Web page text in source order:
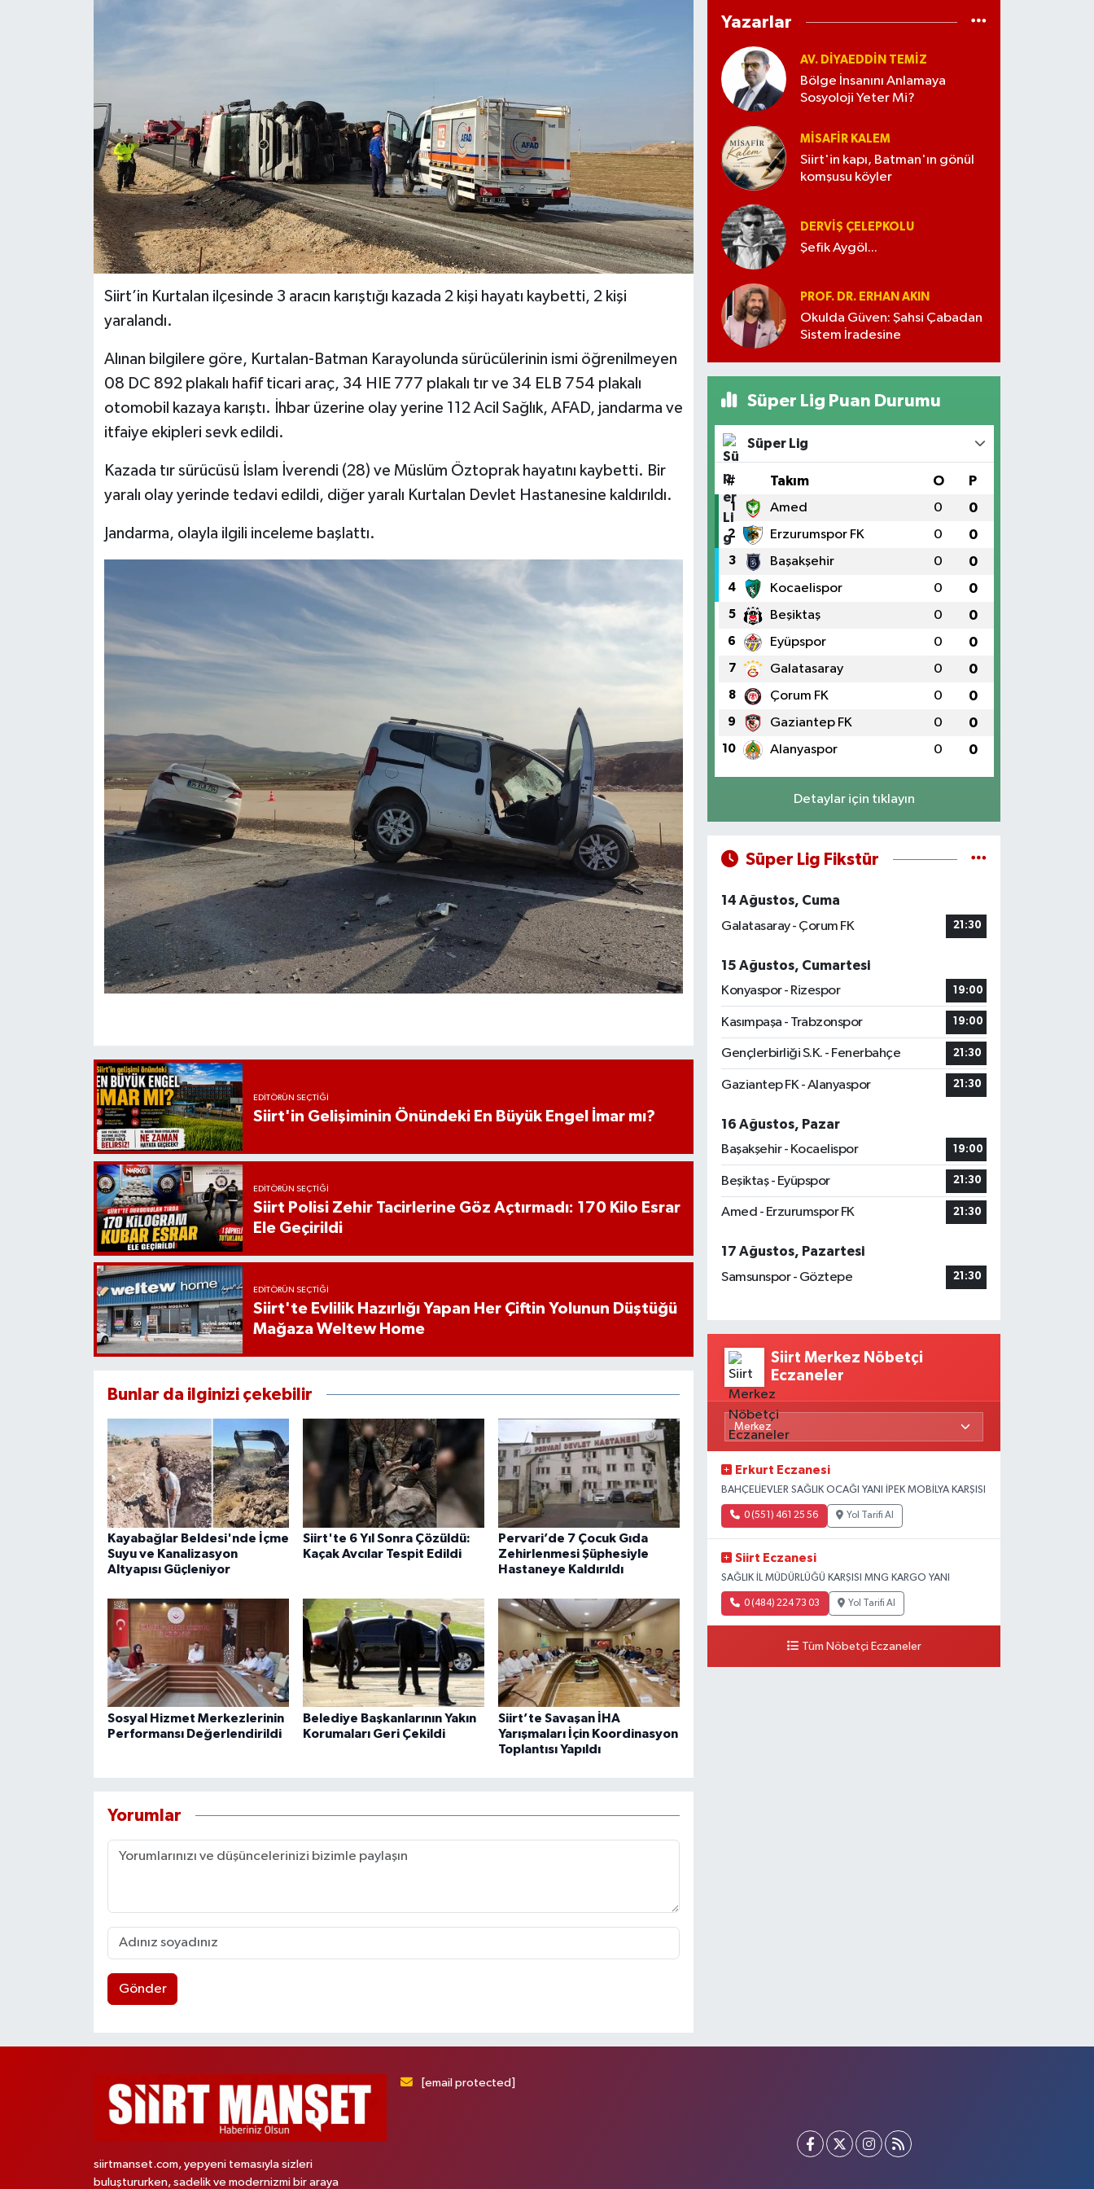
Siirt’in Kurtalan ilçesinde 3 aracın karıştığı kazada 2 kişi hayatı kaybetti, 2 kişi
yaralandı.
Alınan bilgilere göre, Kurtalan-Batman Karayolunda sürücülerinin ismi öğrenilmeyen
08 DC 892 plakalı hafif ticari araç, 34 HIE 777 plakalı tır ve 34 ELB 754 plakalı
otomobil kazaya karıştı. İhbar üzerine olay yerine 112 Acil Sağlık, AFAD, jandarma ve
itfaiye ekipleri sevk edildi.
Kazada tır sürücüsü İslam İverendi (28) ve Müslüm Öztoprak hayatını kaybetti. Bir
yaralı olay yerinde tedavi edildi, diğer yaralı Kurtalan Devlet Hastanesine kaldırıldı.
Jandarma, olayla ilgili inceleme başlattı.
EDITÖRÜN SEÇTIĞI
Siirt'in Gelişiminin Önündeki En Büyük Engel İmar mı?
EDITÖRÜN SEÇTIĞI
Siirt Polisi Zehir Tacirlerine Göz Açtırmadı: 170 Kilo Esrar
Ele Geçirildi
EDITÖRÜN SEÇTIĞI
Siirt'te Evlilik Hazırlığı Yapan Her Çiftin Yolunun Düştüğü
Mağaza Weltew Home
Bunlar da ilginizi çekebilir
Kayabağlar Beldesi'nde İçme
Suyu ve Kanalizasyon
Altyapısı Güçleniyor
Siirt'te 6 Yıl Sonra Çözüldü:
Kaçak Avcılar Tespit Edildi
Pervari’de 7 Çocuk Gıda
Zehirlenmesi Şüphesiyle
Hastaneye Kaldırıldı
Sosyal Hizmet Merkezlerinin
Performansı Değerlendirildi
Belediye Başkanlarının Yakın
Korumaları Geri Çekildi
Siirt’te Savaşan İHA
Yarışmaları İçin Koordinasyon
Toplantısı Yapıldı
Yorumlar
Gönder
Yazarlar
AV. DIYAEDDIN TEMIZ
Bölge İnsanını Anlamaya
Sosyoloji Yeter Mi?
MISAFIR KALEM
Siirt'in kapı, Batman'ın gönül
komşusu köyler
DERVIŞ ÇELEPKOLU
Şefik Aygöl...
PROF. DR. ERHAN AKIN
Okulda Güven: Şahsi Çabadan
Sistem İradesine
Süper Lig Puan Durumu
Süper Lig
# Takım O P
1 Amed 0 0
2 Erzurumspor FK 0 0
3 Başakşehir 0 0
4 Kocaelispor 0 0
5 Beşiktaş 0 0
6 Eyüpspor 0 0
7 Galatasaray 0 0
8 Çorum FK 0 0
9 Gaziantep FK 0 0
10 Alanyaspor 0 0
Detaylar için tıklayın
Süper Lig Fikstür
14 Ağustos, Cuma
Galatasaray - Çorum FK
21:30
15 Ağustos, Cumartesi
Konyaspor - Rizespor
19:00
Kasımpaşa - Trabzonspor 19:00
Gençlerbirliği S.K. - Fenerbahçe 21:30
Gaziantep FK - Alanyaspor 21:30
16 Ağustos, Pazar
Başakşehir - Kocaelispor
19:00
Beşiktaş - Eyüpspor 21:30
Amed - Erzurumspor FK 21:30
17 Ağustos, Pazartesi
Samsunspor - Göztepe
21:30
Siirt Merkez Nöbetçi
Eczaneler
Erkurt Eczanesi
BAHÇELİEVLER SAĞLIK OCAĞI YANI İPEK MOBİLYA KARŞISI
0 (551) 461 25 56 Yol Tarifi Al
Siirt Eczanesi
SAĞLIK İL MÜDÜRLÜĞÜ KARŞISI MNG KARGO YANI
0 (484) 224 73 03 Yol Tarifi Al
Tüm Nöbetçi Eczaneler
siirtmanset.com, yepyeni temasıyla sizleri
buluştururken, sadelik ve modernizmi bir araya
[email protected]